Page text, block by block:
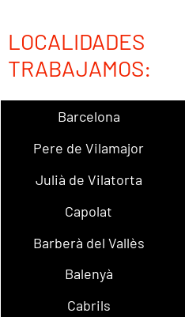
TRABAJAMOS:
Barcelona
Pere de Vilamajor
Julià de Vilatorta
Capolat
Barberà del Vallès
Balenyà
Cabrils